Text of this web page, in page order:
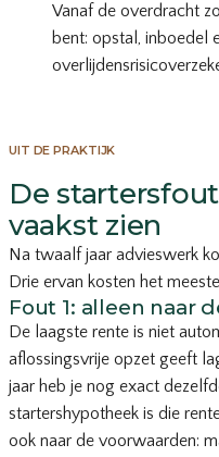
Vanaf de overdracht
bent: opstal, inboedel
UIT DE PRAKTIJK
De
vaakst zien
Na twaalf jaar advieswerk
Drie ervan kosten het
Fout 1: alleen naar
De laagste rente is niet
aflossingsvrije opzet geeft
jaar heb je nog exact
startershypotheek is die
ook naar de voorwaarden: